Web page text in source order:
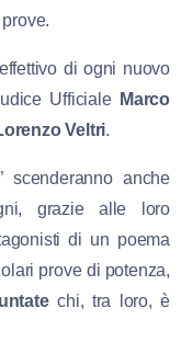
di ogni nuovo
Ufficiale Marco
Veltri.
scenderanno anche
grazie alle loro
di un poema
prove di potenza,
chi, tra loro, è